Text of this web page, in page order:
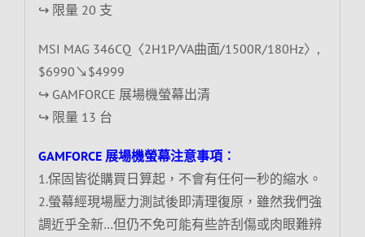
↪ 限量 20 支
MSI MAG 346CQ〈2H1P/VA曲面/1500R/180Hz〉,
$6990↘$4999
↪ GAMFORCE 展場機螢幕出清
↪ 限量 13 台
GAMFORCE 展場機螢幕注意事項︰
1.保固皆從購買日算起，不會有任何一秒的縮水。
2.螢幕經現場壓力測試後即清理復原，雖然我們強
調近乎全新…但仍不免可能有些許刮傷或肉眼難辨